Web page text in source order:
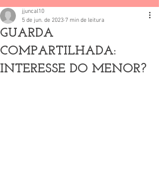
GUARDA
COMPARTILHADA:
INTERESSE DO MENOR?
jjuncal10
5 de jun. de 2023 7 min de leitura